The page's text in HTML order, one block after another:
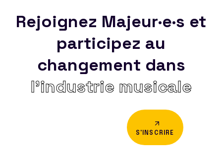
Rejoignez Majeur·e·s et
participez au
changement dans
l’industrie musicale
S'INSCRIRE